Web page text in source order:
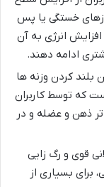
خستگی یا پس
انرژی به آن
ادامه دهند.
بلند کردن وزنه ها
که توسط کاربران
ذهن و عضله و در
قوی و رگ زایی
بسیاری از